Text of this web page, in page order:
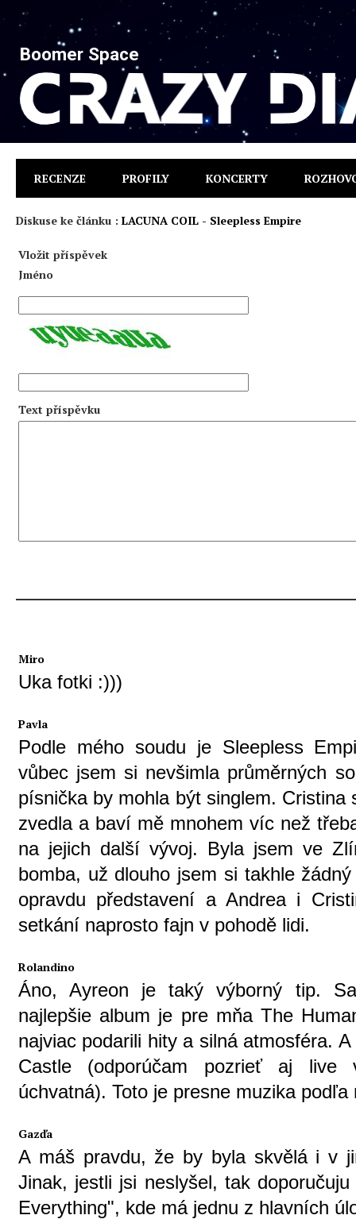
Boomer Space
RECENZE PROFILY KONCERTY
Diskuse ke článku : LACUNA COIL - Sleepless Empire
Vložit příspěvek
Jméno
Text příspěvku
Miro
Uka fotki :)))
Pavla
Podle mého soudu je Sleepless
vůbec jsem si nevšimla průměrných
písnička by mohla být singlem. Cristina
zvedla a baví mě mnohem víc než
na jejich další vývoj. Byla jsem ve
bomba, už dlouho jsem si takhle
opravdu představení a Andrea i
setkání naprosto fajn v pohodě lidi.
Rolandino
Áno, Ayreon je taký výborný tip.
najlepšie album je pre mňa The
najviac podarili hity a silná atmosféra.
Castle (odporúčam pozrieť aj live
úchvatná). Toto je presne muzika podľa
Gazďa
A máš pravdu, že by byla skvělá i v
Jinak, jestli jsi neslyšel, tak
Everything", kde má jednu z hlavních